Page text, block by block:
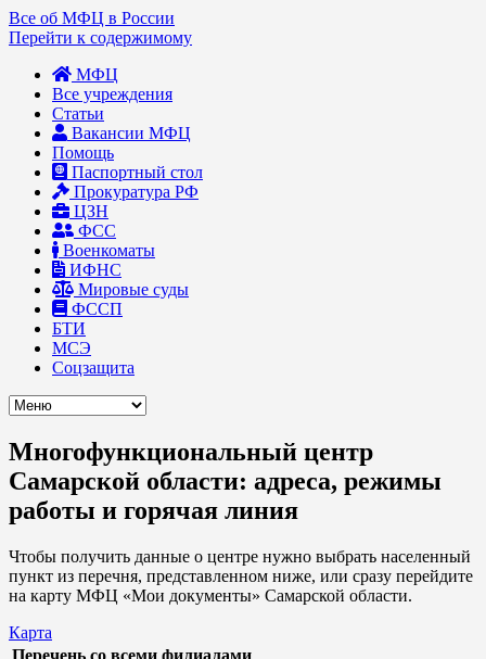
Все об МФЦ в России
Перейти к содержимому
МФЦ
Все учреждения
Статьи
Вакансии МФЦ
Помощь
Паспортный стол
Прокуратура РФ
ЦЗН
ФСС
Военкоматы
ИФНС
Мировые суды
ФССП
БТИ
МСЭ
Соцзащита
Многофункциональный центр
Самарской области: адреса, режимы
работы и горячая линия
Чтобы получить данные о центре нужно выбрать населенный
пункт из перечня, представленном ниже, или сразу перейдите
на карту МФЦ «Мои документы» Самарской области.
Карта
Перечень со всеми филиалами